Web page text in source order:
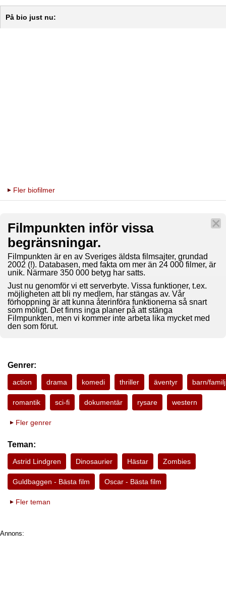
På bio just nu:
Fler biofilmer
Filmpunkten inför vissa
begränsningar.
Filmpunkten är en av Sveriges äldsta filmsajter, grundad
2002 (!). Databasen, med fakta om mer än 24 000 filmer, är
unik. Närmare 350 000 betyg har satts.
Just nu genomför vi ett serverbyte. Vissa funktioner, t.ex.
möjligheten att bli ny medlem, har stängas av. Vår
förhoppning är att kunna återinföra funktionerna så snart
som möligt. Det finns inga planer på att stänga
Filmpunkten, men vi kommer inte arbeta lika mycket med
den som förut.
Genrer:
action drama komedi thriller äventyr barn/familj
romantik sci-fi dokumentär rysare western
Fler genrer
Teman:
Astrid Lindgren Dinosaurier Hästar Zombies
Guldbaggen - Bästa film Oscar - Bästa film
Fler teman
Annons: